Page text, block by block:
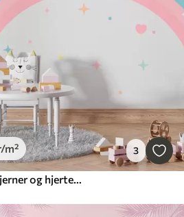
/m² 3
Fargerik regnbue med stjerner og hjerter skandinavisk stil